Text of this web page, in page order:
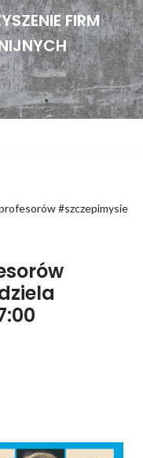
FIRM
#szczepimysie